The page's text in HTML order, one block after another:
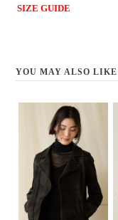
SIZE GUIDE
YOU MAY ALSO LIKE